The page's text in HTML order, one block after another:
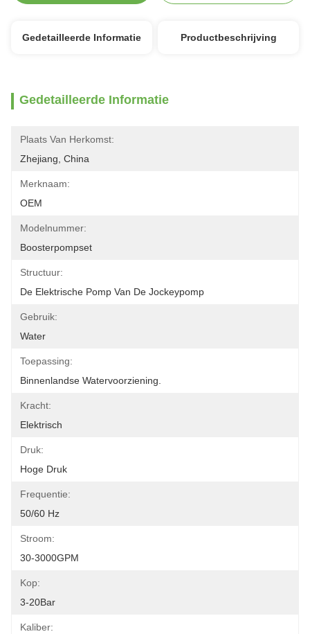
Gedetailleerde Informatie Productbeschrijving
Gedetailleerde Informatie
Plaats Van Herkomst:
Zhejiang, China
Merknaam:
OEM
Modelnummer:
Boosterpompset
Structuur:
De Elektrische Pomp Van De Jockeypomp
Gebruik:
Water
Toepassing:
Binnenlandse Watervoorziening.
Kracht:
Elektrisch
Druk:
Hoge Druk
Frequentie:
50/60 Hz
Stroom:
30-3000GPM
Kop:
3-20Bar
Kaliber: